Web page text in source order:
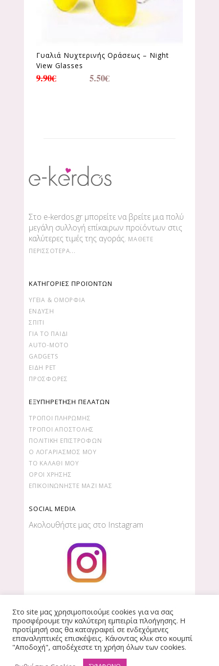
Γυαλιά Νυχτερινής Οράσεως – Night
View Glasses
9.90€ 5.50€
Στο e-kerdos.gr μπορείτε να βρείτε μια πολύ
μεγάλη συλλογή επίκαιρων προϊόντων στις
καλύτερες τιμές της αγοράς. ΜΆΘΕΤΕ
ΠΕΡΙΣΣΌΤΕΡΑ...
ΚΑΤΗΓΟΡΙΕΣ ΠΡΟΪΟΝΤΩΝ
ΥΓΕΊΑ & ΟΜΟΡΦΙΆ
ΕΝΔΥΣΗ
ΣΠΙΤΙ
ΓΙΑ ΤΟ ΠΑΙΔΙ
AUTO-MOTO
GADGETS
ΕΙΔΗ PET
ΠΡΟΣΦΟΡΕΣ
ΕΞΥΠΗΡΕΤΗΣΗ ΠΕΛΑΤΩΝ
ΤΡΌΠΟΙ ΠΛΗΡΩΜΉΣ
ΤΡΌΠΟΙ ΑΠΟΣΤΟΛΉΣ
ΠΟΛΙΤΙΚΉ ΕΠΙΣΤΡΟΦΏΝ
Ο ΛΟΓΑΡΙΑΣΜΌΣ ΜΟΥ
ΤΟ ΚΑΛΆΘΙ ΜΟΥ
ΌΡΟΙ ΧΡΉΣΗΣ
ΕΠΙΚΟΙΝΩΝΉΣΤΕ ΜΑΖΊ ΜΑΣ
SOCIAL MEDIA
Ακολουθήστε μας στο Instagram
Copyright © 2018-2020| e-Kerdos.gr |created by
wisebit|όροι χρήσης–πολιτική απορρήτου
Στο site μας χρησιμοποιούμε cookies για να σας
προσφέρουμε την καλύτερη εμπειρία πλοήγησης. Η
προτίμησή σας θα καταγραφεί σε ενδεχόμενες
επαναληπτικές επισκέψεις. Κάνοντας κλικ στο κουμπί
"Αποδοχή", αποδέχεστε τη χρήση όλων των cookies.